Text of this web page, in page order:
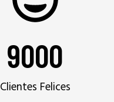
9000
Clientes Felices